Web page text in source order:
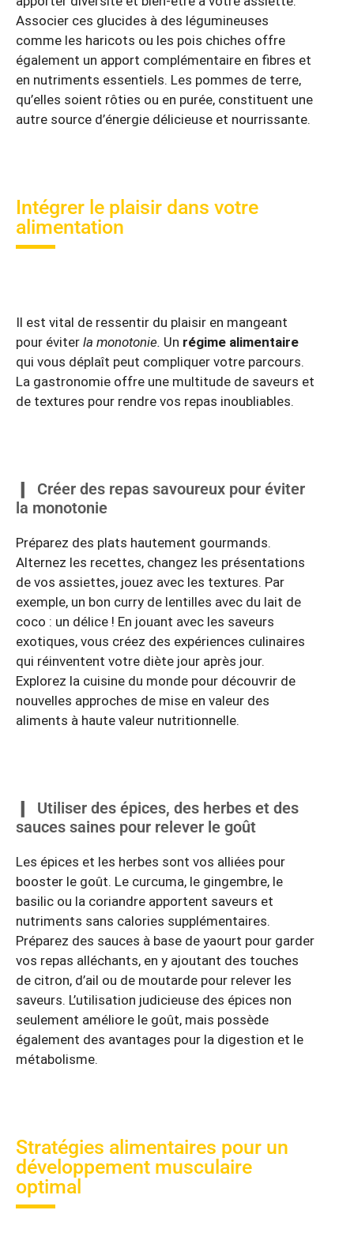
Associer ces glucides à des légumineuses
comme les haricots ou les pois chiches offre
également un apport complémentaire en fibres et
en nutriments essentiels. Les pommes de terre,
qu’elles soient rôties ou en purée, constituent une
autre source d’énergie délicieuse et nourrissante.
Intégrer le plaisir dans votre
alimentation
Il est vital de ressentir du plaisir en mangeant
pour éviter la monotonie. Un régime alimentaire
qui vous déplaît peut compliquer votre parcours.
La gastronomie offre une multitude de saveurs et
de textures pour rendre vos repas inoubliables.
Créer des repas savoureux pour éviter
la monotonie
Préparez des plats hautement gourmands.
Alternez les recettes, changez les présentations
de vos assiettes, jouez avec les textures. Par
exemple, un bon curry de lentilles avec du lait de
coco : un délice ! En jouant avec les saveurs
exotiques, vous créez des expériences culinaires
qui réinventent votre diète jour après jour.
Explorez la cuisine du monde pour découvrir de
nouvelles approches de mise en valeur des
aliments à haute valeur nutritionnelle.
Utiliser des épices, des herbes et des
sauces saines pour relever le goût
Les épices et les herbes sont vos alliées pour
booster le goût. Le curcuma, le gingembre, le
basilic ou la coriandre apportent saveurs et
nutriments sans calories supplémentaires.
Préparez des sauces à base de yaourt pour garder
vos repas alléchants, en y ajoutant des touches
de citron, d’ail ou de moutarde pour relever les
saveurs. L’utilisation judicieuse des épices non
seulement améliore le goût, mais possède
également des avantages pour la digestion et le
métabolisme.
Stratégies alimentaires pour un
développement musculaire
optimal